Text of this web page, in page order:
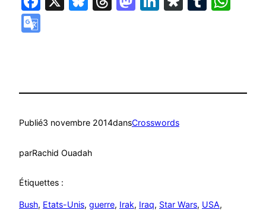
Publié3 novembre 2014dansCrosswords
parRachid Ouadah
Étiquettes :
Bush, Etats-Unis, guerre, Irak, Iraq, Star Wars, USA